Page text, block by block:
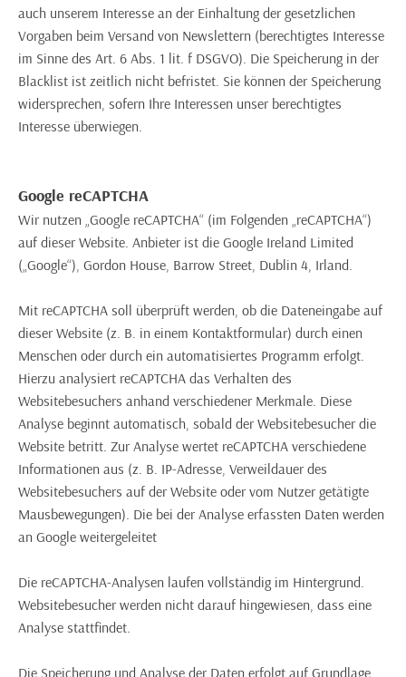
auch unserem Interesse an der Einhaltung der gesetzlichen
Vorgaben beim Versand von Newslettern (berechtigtes Interesse
im Sinne des Art. 6 Abs. 1 lit. f DSGVO). Die Speicherung in der
Blacklist ist zeitlich nicht befristet. Sie können der Speicherung
widersprechen, sofern Ihre Interessen unser berechtigtes
Interesse überwiegen.
Google reCAPTCHA
Wir nutzen „Google reCAPTCHA“ (im Folgenden „reCAPTCHA“)
auf dieser Website. Anbieter ist die Google Ireland Limited
(„Google“), Gordon House, Barrow Street, Dublin 4, Irland.
Mit reCAPTCHA soll überprüft werden, ob die Dateneingabe auf
dieser Website (z. B. in einem Kontaktformular) durch einen
Menschen oder durch ein automatisiertes Programm erfolgt.
Hierzu analysiert reCAPTCHA das Verhalten des
Websitebesuchers anhand verschiedener Merkmale. Diese
Analyse beginnt automatisch, sobald der Websitebesucher die
Website betritt. Zur Analyse wertet reCAPTCHA verschiedene
Informationen aus (z. B. IP-Adresse, Verweildauer des
Websitebesuchers auf der Website oder vom Nutzer getätigte
Mausbewegungen). Die bei der Analyse erfassten Daten werden
an Google weitergeleitet
Die reCAPTCHA-Analysen laufen vollständig im Hintergrund.
Websitebesucher werden nicht darauf hingewiesen, dass eine
Analyse stattfindet.
Die Speicherung und Analyse der Daten erfolgt auf Grundlage